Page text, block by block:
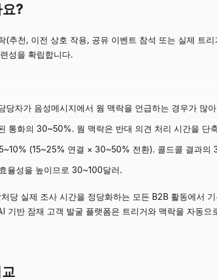
?
(추천, 이전 상호 작용, 공유 이벤트 참석 또는 실제 트
성을 확립합니다.
당자가 음성메시지에서 웜 맥락을 언급하는 경우가 많
통화의 30~50%. 웜 맥락은 반대 의견 처리 시간을 단
(15~25% 연결 × 30~50% 전환). 콜드콜 결과의
율성을 높이므로 30~100달러.
당 실제 조사 시간을 정당화하는 모든 B2B 활동에서
기반 잠재 고객 발굴 플랫폼은 트리거와 맥락을 자동